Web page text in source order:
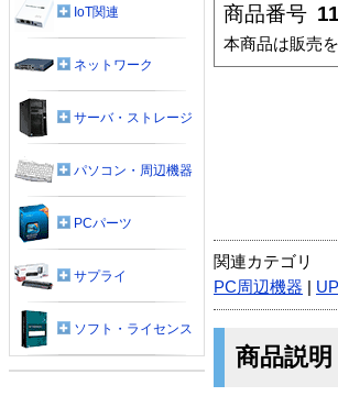
商品番号
本商品は販売
関連カテゴリ
PC周辺機器
商品説明
IoT関連
ネットワーク
サーバ・ストレージ
パソコン・周辺機器
PCパーツ
サプライ
ソフト・ライセンス